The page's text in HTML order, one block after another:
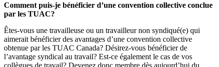
Comment puis-je bénéficier d’une convention collective conclue
par les TUAC?
Êtes-vous une travailleuse ou un travailleur non syndiqué(e) qui
aimerait bénéficier des avantages d’une convention collective
obtenue par les TUAC Canada? Désirez-vous bénéficier de
l’avantage syndical au travail? Est-ce également le cas de vos
collègues de travail? Devenez donc membre dès aujourd’hui du